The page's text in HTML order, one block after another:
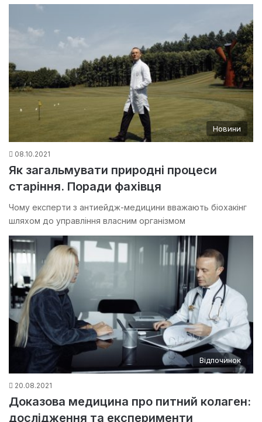
Новини
08.10.2021
Як загальмувати природні процеси
старіння. Поради фахівця
Чому експерти з антиейдж-медицини вважають біохакінг
шляхом до управління власним організмом
Відпочинок
20.08.2021
Доказова медицина про питний колаген:
дослідження та експерименти